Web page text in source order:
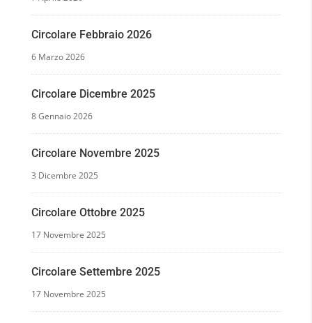
Circolare Febbraio 2026
6 Marzo 2026
Circolare Dicembre 2025
8 Gennaio 2026
Circolare Novembre 2025
3 Dicembre 2025
Circolare Ottobre 2025
17 Novembre 2025
Circolare Settembre 2025
17 Novembre 2025